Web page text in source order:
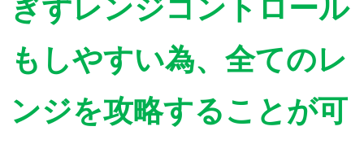
ぎずレンジコントロール
もしやすい為、全てのレ
ンジを攻略することが可